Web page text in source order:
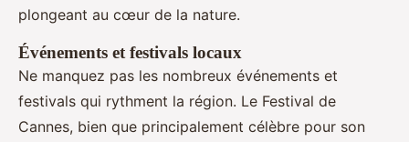
plongeant au cœur de la nature.
Événements et festivals locaux
Ne manquez pas les nombreux événements et
festivals qui rythment la région. Le Festival de
Cannes, bien que principalement célèbre pour son